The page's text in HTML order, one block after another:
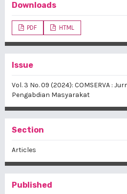
Downloads
PDF HTML
Issue
Vol. 3 No. 09 (2024): COMSERVA :
Pengabdian Masyarakat
Section
Articles
Published